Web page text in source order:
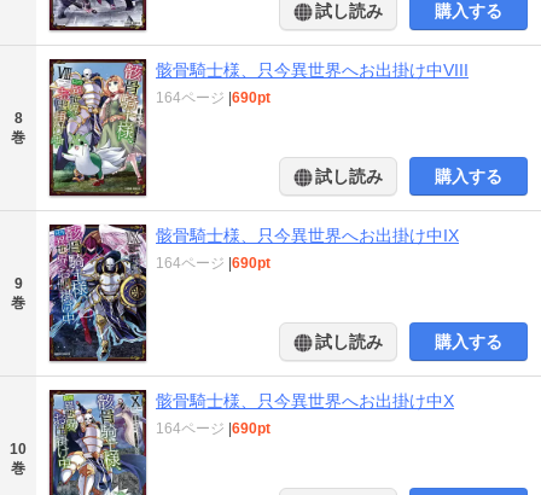
試し読み 購入する
8
巻
骸骨騎士様、只今異世界へお出掛け中VIII
164ページ |690pt
試し読み 購入する
9
巻
骸骨騎士様、只今異世界へお出掛け中IX
164ページ |690pt
試し読み 購入する
10
巻
骸骨騎士様、只今異世界へお出掛け中X
164ページ |690pt